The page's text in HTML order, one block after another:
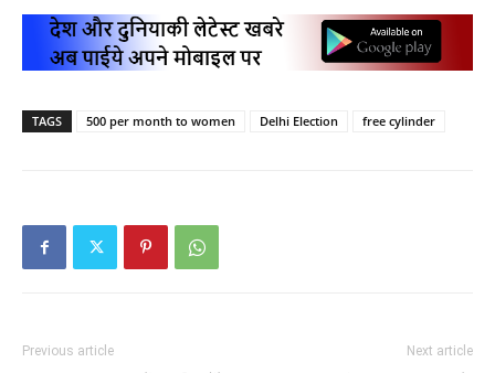
TAGS 500 per month to women Delhi Election free cylinder
Previous article Next article